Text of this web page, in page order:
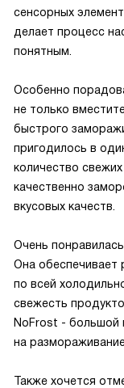
сенсорных
делает процесс
понятным.
Особенно
не только
быстрого
пригодилось в
количество
качественно
вкусовых качеств.
Очень
Она обеспечивает
по всей
свежесть
NoFrost - большой
на
Также хочется